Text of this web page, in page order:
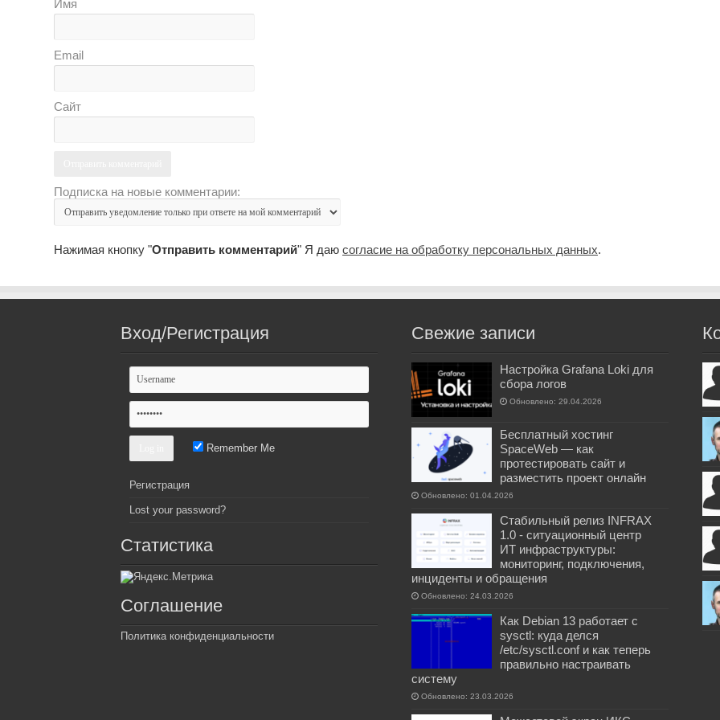
Имя
Email
Сайт
Подписка на новые комментарии:
Нажимая кнопку "Отправить комментарий" Я даю согласие на обработку персональных данных.
Вход/Регистрация
Remember Me
Регистрация
Lost your password?
Статистика
Соглашение
Политика конфиденциальности
Свежие записи
Настройка Grafana Loki для
сбора логов
Обновлено: 29.04.2026
Бесплатный хостинг
SpaceWeb — как
протестировать сайт и
разместить проект онлайн
Обновлено: 01.04.2026
Стабильный релиз INFRAX
1.0 - ситуационный центр
ИТ инфраструктуры:
мониторинг, подключения,
инциденты и обращения
Обновлено: 24.03.2026
Как Debian 13 работает с
sysctl: куда делся
/etc/sysctl.conf и как теперь
правильно настраивать
систему
Обновлено: 23.03.2026